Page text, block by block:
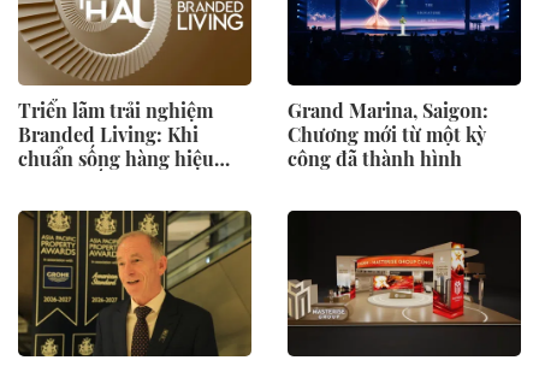
Triển lãm trải nghiệm
Branded Living: Khi
chuẩn sống hàng hiệu
điểm chạm
Grand Marina, Saigon:
Chương mới từ một kỳ
công đã thành hình